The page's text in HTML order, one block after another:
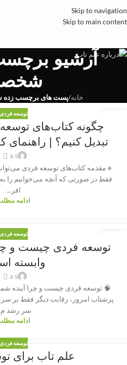
Skip to navigation
Skip to main content
آرشیو
خانه/پست های برچسب
توسعه فردی
چگونه کتاب‌های
تبدیل کنیم؟ | راهنمای
a s
🔹مقدمه کتاب‌های توسعه فردی
فقط در صورتی که آنچه می‌خوانیم را
افر...
ادامه
اکتبر
توسعه فردی
توسعه فردی چیست و
وابسته
a s
🧠 توسعه فردی چیست و چرا آینده
پرشتاب امروز، رقابت دیگر فقط بر
سر رشد
ادامه
توسعه فردی
علم تاب برای